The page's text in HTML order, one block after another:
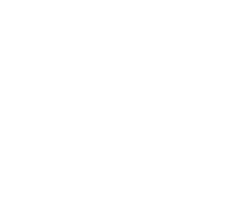
um ihn in ihre Gewalt zu bringen und
auf den Berg zurück, er allein. Als es
zum See hinab, bestiegen ein Boot
war schon dunkel geworden, und
wurde der See durch einen heftigen
oder dreißig Stadien gefahren waren,
dem Boot näherte; und sie
fürchtet euch nicht! Sie wollten ihn zu
Boot am Ufer, das sie erreichen